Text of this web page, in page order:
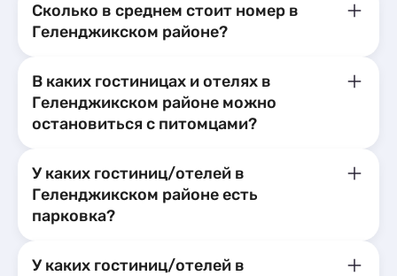
Сколько в среднем стоит номер в
Геленджикском районе?
В каких гостиницах и отелях в
Геленджикском районе можно
остановиться с питомцами?
У каких гостиниц/отелей в
Геленджикском районе есть
парковка?
У каких гостиниц/отелей в